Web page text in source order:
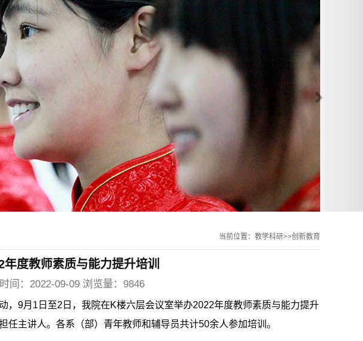
当前位置：教学科研>>创新教育
度教师素质与能力提升培训
间：2022-09-09 浏览量：9846
9月1日至2日，我院在K楼六层会议室举办2022年度教师素质与能力提升
主讲人。各系（部）青年教师和辅导员共计50余人参加培训。